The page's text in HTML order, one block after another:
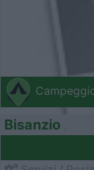
Bisanzio